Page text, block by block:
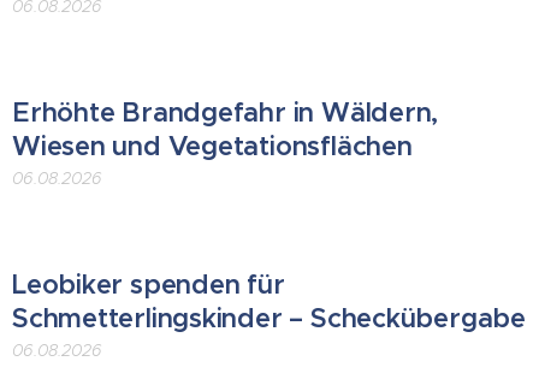
06.08.2026
Erhöhte Brandgefahr in Wäldern,
Wiesen und Vegetationsflächen
06.08.2026
Leobiker spenden für
Schmetterlingskinder – Scheckübergabe
06.08.2026